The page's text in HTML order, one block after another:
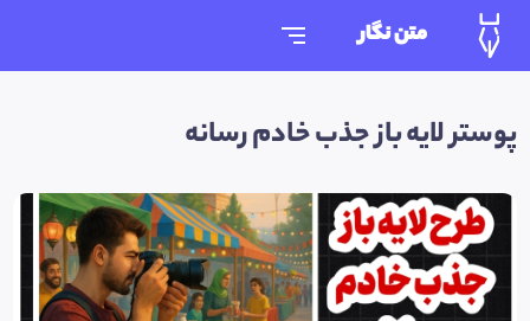
متن نگار
پوستر لایه باز جذب خادم رسانه